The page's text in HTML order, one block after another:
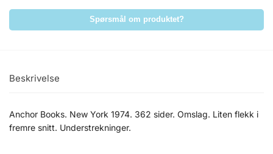
Spørsmål om produktet?
Beskrivelse
Anchor Books. New York 1974. 362 sider. Omslag. Liten flekk i
fremre snitt. Understrekninger.